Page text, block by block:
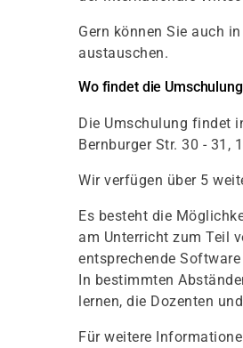
Gern können Sie auch
austauschen.
Wo findet die
Die Umschulung findet
Bernburger Str. 30 - 31,
Wir verfügen über 5
Es besteht die
am Unterricht zum Teil
entsprechende
In bestimmten
lernen, die Dozenten
Für weitere